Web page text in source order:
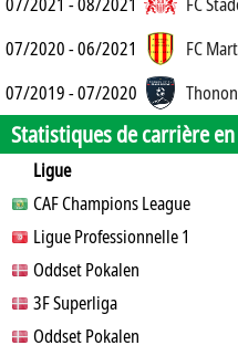
07/2020 - 06/2021
FC
07/2019 - 07/2020
Statistiques de carrière
Ligue
SO
B B A
CAF Champions League
6
4 3 0
Ligue Professionnelle 1
14
4 4
Oddset Pokalen
0
1
3F Superliga
3
6 2
Oddset Pokalen